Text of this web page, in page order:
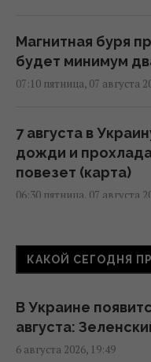
Магнитная буря
будет минимум
07:10 пятница, 07 августа
7 августа в
дожди и
повезет (карта)
06:30 пятница, 07 августа
7 августа
синоптики
13:46 четверг, 06 августа
Синоптик
КАКОЙ СЕГОДНЯ
В Украине
августа:
6 августа 2026, 19:49